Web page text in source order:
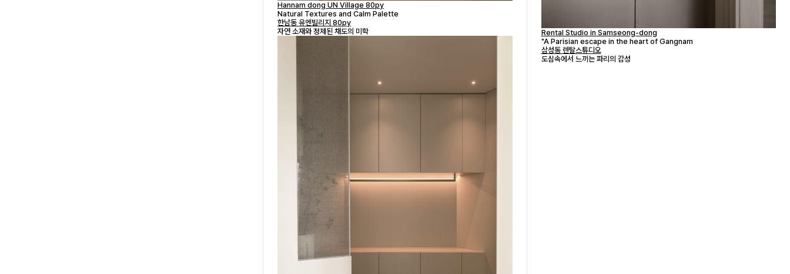
Hannam dong UN Village 80py
Natural Textures and Calm Palette
한남동 유엔빌리지 80py
자연 소재와 정제된 채도의 미학
Rental Studio in Samseong-dong
"A Parisian escape in the heart of Gangnam
삼성동 렌탈스튜디오
도심속에서 느끼는 파리의 감성